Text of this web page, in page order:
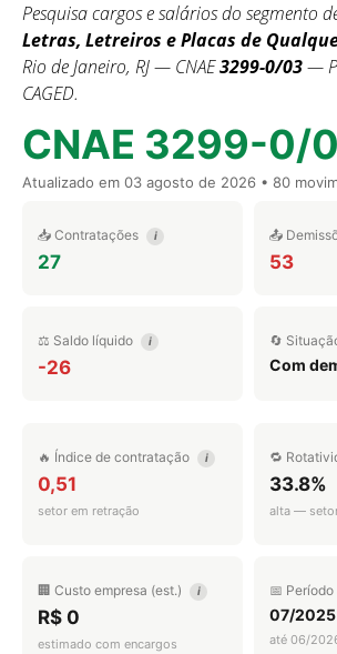
Pesquisa cargos e salários do segmento
Letras, Letreiros e Placas de
Rio de Janeiro, RJ — CNAE3299-0/03—
CAGED.
CNAE 3299-0/
Atualizado em 03 agosto de 2026 • 80
📥 Contratações i
27
📤
53
⚖️ Saldo líquido i
-26
🔄
Com
🔥 Índice de contratação i
0,51
setor em retração
🔁
33.8%
alta —
🏢 Custo empresa (est.) i
R$ 0
estimado com encargos
📅
07/2025
até 06/